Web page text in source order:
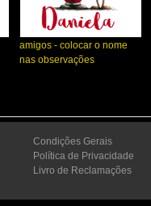
amigos - colocar o nome
nas observações
Condições Gerais
Política de Privacidade
Livro de Reclamações